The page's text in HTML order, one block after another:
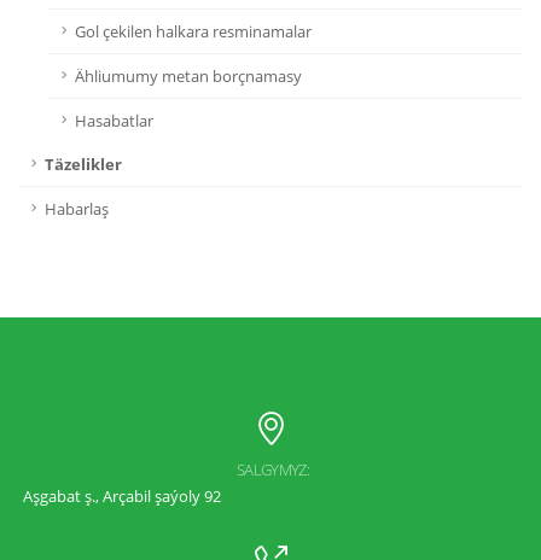
Gol çekilen halkara resminamalar
Ähliumumy metan borçnamasy
Hasabatlar
Täzelikler
Habarlaş
SALGYMYZ:
Aşgabat ş., Arçabil şaýoly 92